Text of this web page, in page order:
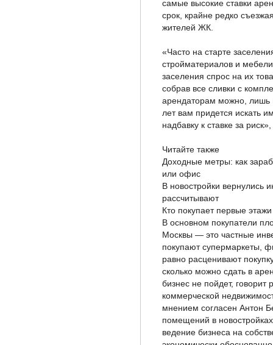
самые высокие ставки
срок, крайне редко
жителей ЖК.
«Часто на старте
стройматериалов и
заселения спрос на их
собрав все сливки с
арендаторам можно, лишь
лет вам придется искать
надбавку к ставке за
Читайте также
Доходные метры: как
или офис
В новостройки вернулись
рассчитывают
Кто покупает первые
В основном покупатели
Москвы — это частные
покупают супермаркеты,
равно расценивают
сколько можно сдать в
бизнес не пойдет, говорит
коммерческой
мнением согласен Антон
помещений в
ведение бизнеса на